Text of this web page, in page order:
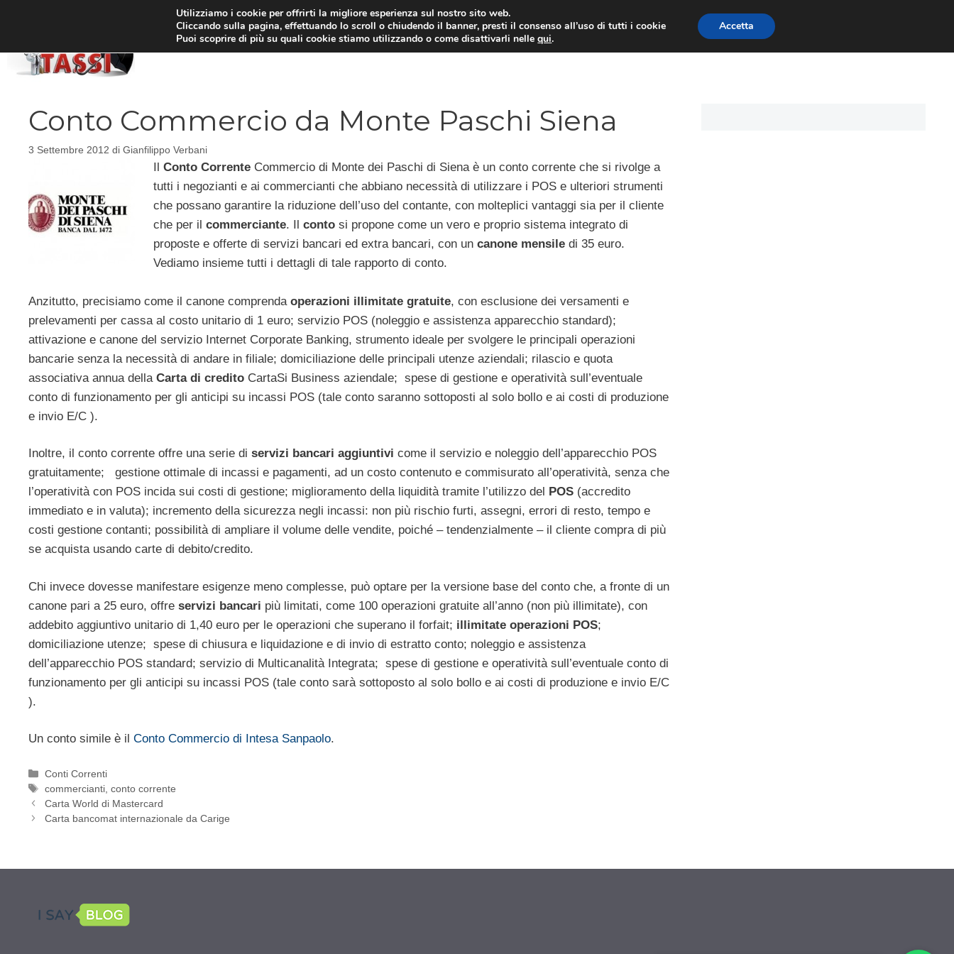
PRESTITI
Conto Commercio da Monte Paschi Siena
3 Settembre 2012 di Gianfilippo Verbani
Il Conto CorrenteCommercio di Monte dei Paschi di Siena è un conto corrente che si rivolge a
tutti i negozianti e ai commercianti che abbiano necessità di utilizzare i POS e ulteriori strumenti
che possano garantire la riduzione dell’uso del contante, con molteplici vantaggi sia per il cliente
che per il commerciante. Il contosi propone come un vero e proprio sistema integrato di
proposte e offerte di servizi bancari ed extra bancari, con un canone mensiledi 35 euro.
Vediamo insieme tutti i dettagli di tale rapporto di conto.
Anzitutto, precisiamo come il canone comprenda operazioni illimitate gratuite, con esclusione dei versamenti e
prelevamenti per cassa al costo unitario di 1 euro; servizio POS (noleggio e assistenza apparecchio standard);
attivazione e canone del servizio Internet Corporate Banking, strumento ideale per svolgere le principali operazioni
bancarie senza la necessità di andare in filiale; domiciliazione delle principali utenze aziendali; rilascio e quota
associativa annua della Carta di credito CartaSi Business aziendale; spese di gestione e operatività sull’eventuale
conto di funzionamento per gli anticipi su incassi POS (tale conto saranno sottoposti al solo bollo e ai costi di produzione
e invio E/C ).
Inoltre, il conto corrente offre una serie di servizi bancari aggiuntivi come il servizio e noleggio dell’apparecchio POS
gratuitamente; gestione ottimale di incassi e pagamenti, ad un costo contenuto e commisurato all’operatività, senza che
l’operatività con POS incida sui costi di gestione; miglioramento della liquidità tramite l’utilizzo del
POS (accredito
immediato e in valuta); incremento della sicurezza negli incassi: non più rischio furti, assegni, errori di resto, tempo e
costi gestione contanti; possibilità di ampliare il volume delle vendite, poiché – tendenzialmente – il cliente compra di più
se acquista usando carte di debito/credito.
Chi invece dovesse manifestare esigenze meno complesse, può optare per la versione base del conto che, a fronte di un
canone pari a 25 euro, offre servizi bancari più limitati, come 100 operazioni gratuite all’anno (non più illimitate), con
addebito aggiuntivo unitario di 1,40 euro per le operazioni che superano il forfait; illimitate operazioni POS;
domiciliazione utenze; spese di chiusura e liquidazione e di invio di estratto conto; noleggio e assistenza
dell’apparecchio POS standard; servizio di Multicanalità Integrata; spese di gestione e operatività sull’eventuale conto di
funzionamento per gli anticipi su incassi POS (tale conto sarà sottoposto al solo bollo e ai costi di produzione e invio E/C
).
Un conto simile è il Conto Commercio di Intesa Sanpaolo.
Categorie
Conti Correnti
Tag
commercianti ,conto corrente
Carta World di Mastercard
Carta bancomat internazionale da Carige
Utilizziamo i cookie per offrirti la migliore esperienza sul nostro sito web.
Cliccando sulla pagina, effettuando lo scroll o chiudendo il banner, presti il consenso all’uso di tutti i cookie
Puoi scoprire di più su quali cookie stiamo utilizzando o come disattivarli nellequi.
Accetta